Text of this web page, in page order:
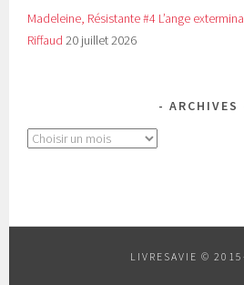
Madeleine, Résistante #4 L’ange
Riffaud 20 juillet 2026
ARCHIVES
Archives
LIVRESAVIE ©